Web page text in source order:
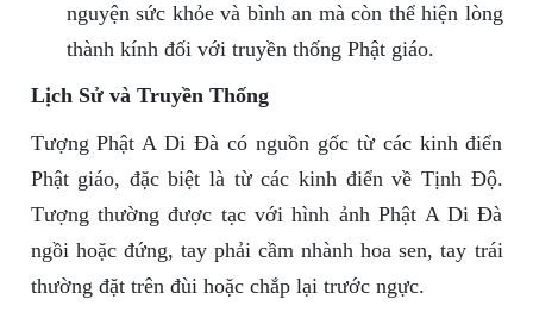
nguyện sức khỏe và bình an mà còn thể hiện lòng
thành kính đối với truyền thống Phật giáo.
Lịch Sử và Truyền Thống
Tượng Phật A Di Đà có nguồn gốc từ các kinh điển
Phật giáo, đặc biệt là từ các kinh điển về Tịnh Độ.
Tượng thường được tạc với hình ảnh Phật A Di Đà
ngồi hoặc đứng, tay phải cầm nhành hoa sen, tay trái
thường đặt trên đùi hoặc chắp lại trước ngực.